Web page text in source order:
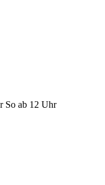
So ab 12 Uhr